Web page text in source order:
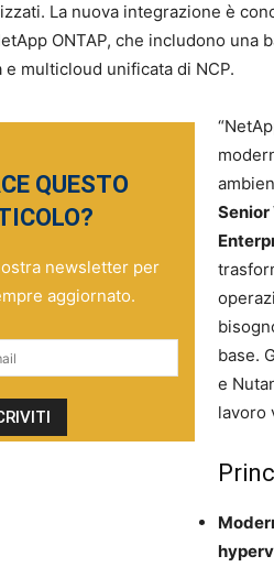
La nuova integrazione è
ONTAP, che includono
e multicloud unificata di NCP.
QUESTO
newsletter per
aggiornato.
Senior
base.
e
lavoro